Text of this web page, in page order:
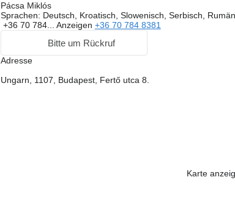
Pácsa Miklós
Sprachen: Deutsch, Kroatisch, Slowenisch, Serbisch,
+36 70 784... Anzeigen +36 70 784 8381
Bitte um Rückruf
Adresse
Ungarn, 1107, Budapest, Fertő utca 8.
Karte